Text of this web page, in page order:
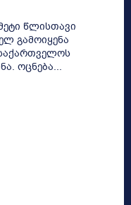
წლისთავი
გამოიყენა
ოცნება...